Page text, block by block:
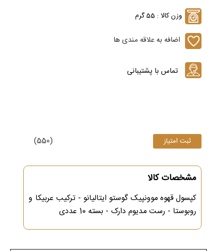
وزن کالا : 55 گرم
اضافه به علاقه مندی ها
(550)
مشخصات کالا
کپسول قهوه موونپیک گوستو ایتالیانو - ترکیب عربیکا و
روبوستا - رست مدیوم دارک - بسته 10 عددی